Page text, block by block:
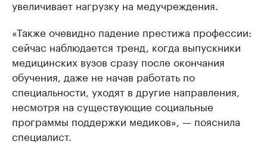
увеличивает нагрузку на медучреждения.
«Также очевидно падение престижа профессии:
сейчас наблюдается тренд, когда выпускники
медицинских вузов сразу после окончания
обучения, даже не начав работать по
специальности, уходят в другие направления,
несмотря на существующие социальные
программы поддержки медиков», — пояснила
специалист.